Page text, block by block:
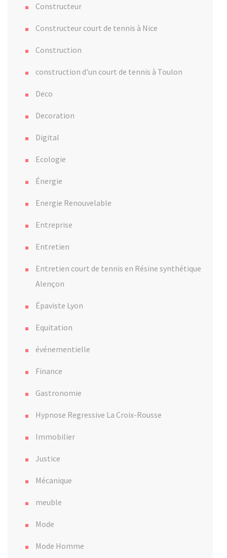
Constructeur
Constructeur court de tennis à Nice
Construction
construction d'un court de tennis à Toulon
Deco
Decoration
Digital
Ecologie
Énergie
Energie Renouvelable
Entreprise
Entretien
Entretien court de tennis en Résine synthétique
Alençon
Épaviste Lyon
Equitation
événementielle
Finance
Gastronomie
Hypnose Regressive La Croix-Rousse
Immobilier
Justice
Mécanique
meuble
Mode
Mode Homme